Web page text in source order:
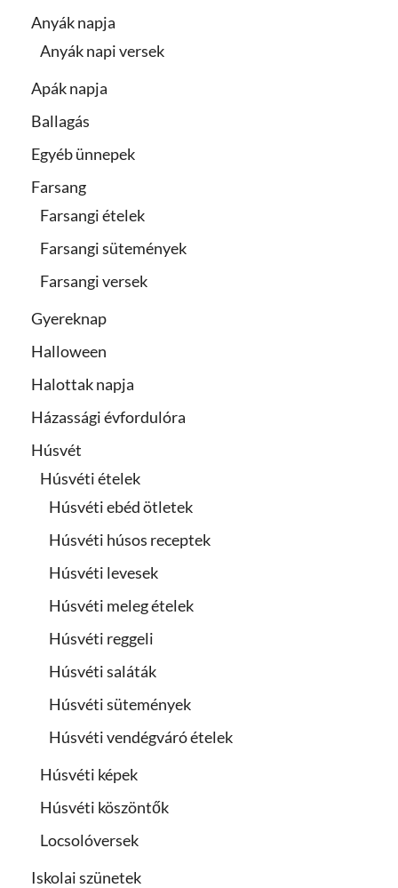
Anyák napja
Anyák napi versek
Apák napja
Ballagás
Egyéb ünnepek
Farsang
Farsangi ételek
Farsangi sütemények
Farsangi versek
Gyereknap
Halloween
Halottak napja
Házassági évfordulóra
Húsvét
Húsvéti ételek
Húsvéti ebéd ötletek
Húsvéti húsos receptek
Húsvéti levesek
Húsvéti meleg ételek
Húsvéti reggeli
Húsvéti saláták
Húsvéti sütemények
Húsvéti vendégváró ételek
Húsvéti képek
Húsvéti köszöntők
Locsolóversek
Iskolai szünetek